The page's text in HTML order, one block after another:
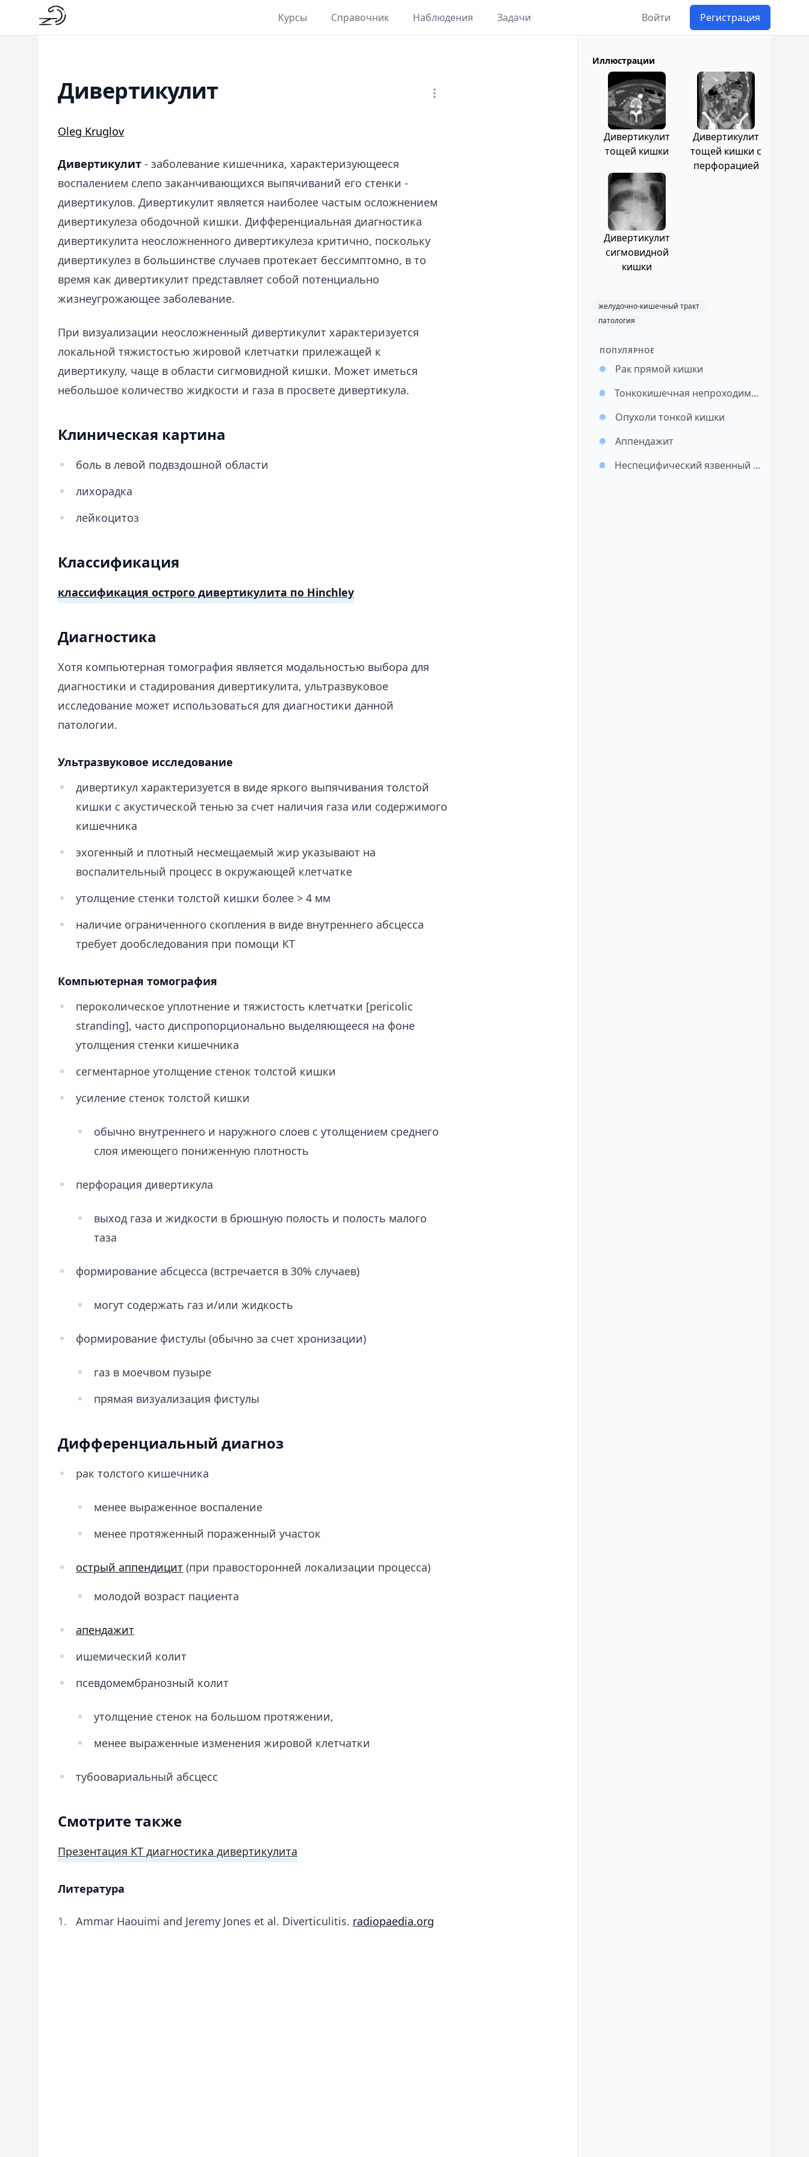
Курсы Справочник Наблюдения Задачи Войти Регистрация
Дивертикулит
Oleg Kruglov
Дивертикулит - заболевание кишечника, характеризующееся
воспалением слепо заканчивающихся выпячиваний его стенки -
дивертикулов. Дивертикулит является наиболее частым осложнением
дивертикулеза ободочной кишки. Дифференциальная диагностика
дивертикулита неосложненного дивертикулеза критично, поскольку
дивертикулез в большинстве случаев протекает бессимптомно, в то
время как дивертикулит представляет собой потенциально
жизнеугрожающее заболевание.
При визуализации неосложненный дивертикулит характеризуется
локальной тяжистостью жировой клетчатки прилежащей к
дивертикулу, чаще в области сигмовидной кишки. Может иметься
небольшое количество жидкости и газа в просвете дивертикула.
Клиническая картина
боль в левой подвздошной области
лихорадка
лейкоцитоз
Классификация
классификация острого дивертикулита по Hinchley
Диагностика
Хотя компьютерная томография является модальностью выбора для
диагностики и стадирования дивертикулита, ультразвуковое
исследование может использоваться для диагностики данной
патологии.
Ультразвуковое исследование
дивертикул характеризуется в виде яркого выпячивания толстой
кишки с акустической тенью за счет наличия газа или содержимого
кишечника
эхогенный и плотный несмещаемый жир указывают на
воспалительный процесс в окружающей клетчатке
утолщение стенки толстой кишки более > 4 мм
наличие ограниченного скопления в виде внутреннего абсцесса
требует дообследования при помощи КТ
Компьютерная томография
пероколическое уплотнение и тяжистость клетчатки [pericolic
stranding], часто диспропорционально выделяющееся на фоне
утолщения стенки кишечника
сегментарное утолщение стенок толстой кишки
усиление стенок толстой кишки
обычно внутреннего и наружного слоев с утолщением среднего
слоя имеющего пониженную плотность
перфорация дивертикула
выход газа и жидкости в брюшную полость и полость малого
таза
формирование абсцесса (встречается в 30% случаев)
могут содержать газ и/или жидкость
формирование фистулы (обычно за счет хронизации)
газ в моечвом пузыре
прямая визуализация фистулы
Дифференциальный диагноз
рак толстого кишечника
менее выраженное воспаление
менее протяженный пораженный участок
острый аппендицит (при правосторонней локализации процесса)
молодой возраст пациента
апендажит
ишемический колит
псевдомембранозный колит
утолщение стенок на большом протяжении,
менее выраженные изменения жировой клетчатки
тубоовариальный абсцесс
Смотрите также
Презентация КТ диагностика дивертикулита
Литература
Ammar Haouimi and Jeremy Jones et al. Diverticulitis. radiopaedia.org
Иллюстрации
Дивертикулит
тощей кишки
Дивертикулит
тощей кишки с
перфорацией
Дивертикулит
сигмовидной
кишки
желудочно-кишечный тракт
патология
ПОПУЛЯРНОЕ
Рак прямой кишки
Тонкокишечная непроходимость
Опухоли тонкой кишки
Аппендажит
Неспецифический язвенный колит